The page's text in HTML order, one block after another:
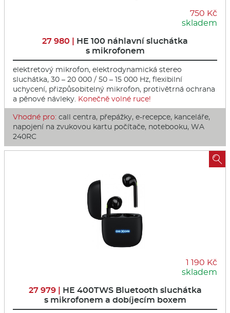
750 Kč
skladem
27 980 | HE 100 náhlavní sluchátka
s mikrofonem
elektretový mikrofon, elektrodynamická stereo
sluchátka, 30 – 20 000 / 50 – 15 000 Hz, flexibilní
uchycení, přizpůsobitelný mikrofon, protivětrná ochrana
a pěnové návleky. Konečně volné ruce!
Vhodné pro: call centra, přepážky, e-recepce, kanceláře,
napojení na zvukovou kartu počítače, notebooku, WA
240RC
1 190 Kč
skladem
27 979 | HE 400TWS Bluetooth sluchátka
s mikrofonem a dobíjecím boxem
